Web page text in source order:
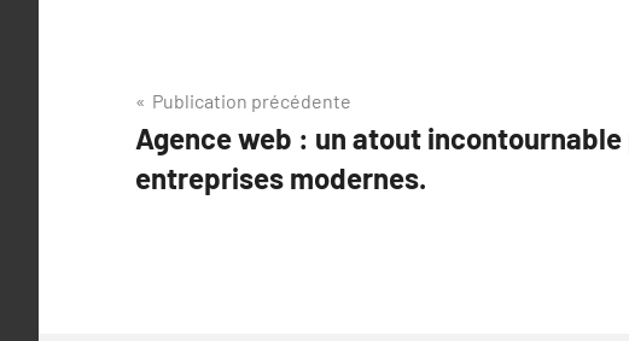
Navigation
de
l’article
Publication précédente
Agence web : un atout incontournable
entreprises modernes.